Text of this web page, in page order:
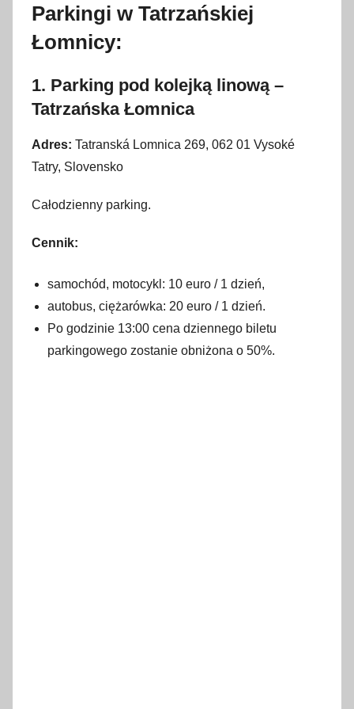
Parkingi w Tatrzańskiej
Łomnicy:
1. Parking pod kolejką linową –
Tatrzańska Łomnica
Adres: Tatranská Lomnica 269, 062 01 Vysoké
Tatry, Slovensko
Całodzienny parking.
Cennik:
samochód, motocykl: 10 euro / 1 dzień,
autobus, ciężarówka: 20 euro / 1 dzień.
Po godzinie 13:00 cena dziennego biletu
parkingowego zostanie obniżona o 50%.